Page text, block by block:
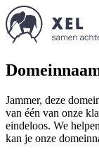
Jammer, deze
van één van onze
eindeloos. We
kan je onze